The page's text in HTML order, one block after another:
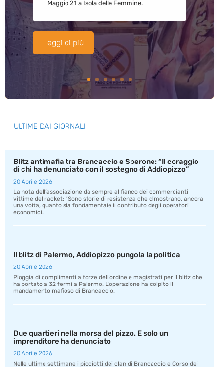
Maggio 21 a Isola delle Femmine.
Leggi di più
ULTIME DAI GIORNALI
Blitz antimafia tra Brancaccio e Sperone: “Il coraggio
di chi ha denunciato con il sostegno di Addiopizzo”
20 Aprile 2026
La nota dell’associazione da sempre al fianco dei commercianti
vittime del racket: “Sono storie di resistenza che dimostrano, ancora
una volta, quanto sia fondamentale il contributo degli operatori
economici.
Il blitz di Palermo, Addiopizzo pungola la politica
20 Aprile 2026
Pioggia di complimenti a forze dell’ordine e magistrati per il blitz che
ha portato a 32 fermi a Palermo. L’operazione ha colpito il
mandamento mafioso di Brancaccio.
Due quartieri nella morsa del pizzo. E solo un
imprenditore ha denunciato
20 Aprile 2026
Nelle ultime settimane i picciotti dei clan di Brancaccio e Corso dei